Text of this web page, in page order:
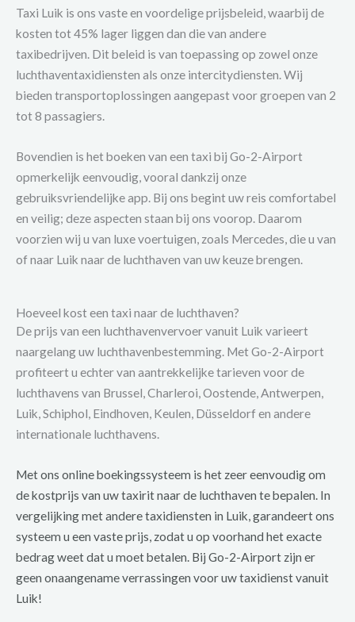
Taxi Luik is ons vaste en voordelige prijsbeleid, waarbij de
kosten tot 45% lager liggen dan die van andere
taxibedrijven. Dit beleid is van toepassing op zowel onze
luchthaventaxidiensten als onze intercitydiensten. Wij
bieden transportoplossingen aangepast voor groepen van 2
tot 8 passagiers.
Bovendien is het boeken van een taxi bij Go-2-Airport
opmerkelijk eenvoudig, vooral dankzij onze
gebruiksvriendelijke app. Bij ons begint uw reis comfortabel
en veilig; deze aspecten staan bij ons voorop. Daarom
voorzien wij u van luxe voertuigen, zoals Mercedes, die u van
of naar Luik naar de luchthaven van uw keuze brengen.
Hoeveel kost een taxi naar de luchthaven?
De prijs van een luchthavenvervoer vanuit Luik varieert
naargelang uw luchthavenbestemming. Met Go-2-Airport
profiteert u echter van aantrekkelijke tarieven voor de
luchthavens van Brussel, Charleroi, Oostende, Antwerpen,
Luik, Schiphol, Eindhoven, Keulen, Düsseldorf en andere
internationale luchthavens.
Met ons online boekingssysteem is het zeer eenvoudig om
de kostprijs van uw taxirit naar de luchthaven te bepalen. In
vergelijking met andere taxidiensten in Luik, garandeert ons
systeem u een vaste prijs, zodat u op voorhand het exacte
bedrag weet dat u moet betalen. Bij Go-2-Airport zijn er
geen onaangename verrassingen voor uw taxidienst vanuit
Luik!